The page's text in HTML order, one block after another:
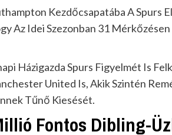
Kezdőcsapatába A Spurs
Az Idei Szezonban 31
Házigazda Spurs Figyelmét Is
United Is, Akik Szintén
Tűnő Kiesését.
Fontos Dibling-